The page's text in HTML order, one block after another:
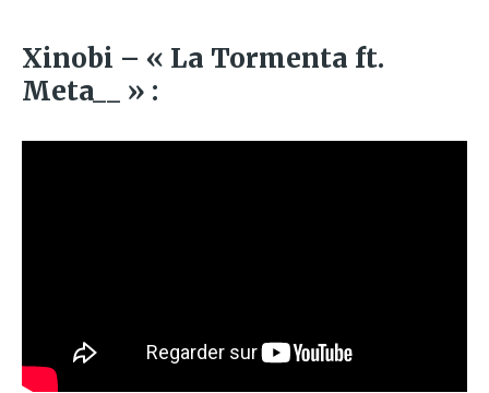
Xinobi – « La Tormenta ft.
Meta__ » :